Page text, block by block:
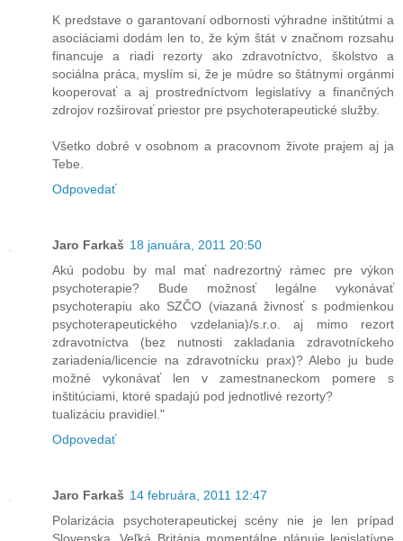
K predstave o garantovaní odbornosti výhradne inštitútmi a
asociáciami dodám len to, že kým štát v značnom rozsahu
financuje a riadi rezorty ako zdravotníctvo, školstvo a
sociálna práca, myslím si, že je múdre so štátnymi orgánmi
kooperovať a aj prostredníctvom legislatívy a finančných
zdrojov rozširovať priestor pre psychoterapeutické služby.
Všetko dobré v osobnom a pracovnom živote prajem aj ja
Tebe.
Odpovedať
Jaro Farkaš 18 januára, 2011 20:50
Akú podobu by mal mať nadrezortný rámec pre výkon
psychoterapie? Bude možnosť legálne vykonávať
psychoterapiu ako SZČO (viazaná živnosť s podmienkou
psychoterapeutického vzdelania)/s.r.o. aj mimo rezort
zdravotníctva (bez nutnosti zakladania zdravotníckeho
zariadenia/licencie na zdravotnícku prax)? Alebo ju bude
možné vykonávať len v zamestnaneckom pomere s
inštitúciami, ktoré spadajú pod jednotlivé rezorty?
tualizáciu pravidiel."
Odpovedať
Jaro Farkaš 14 februára, 2011 12:47
Polarizácia psychoterapeutickej scény nie je len prípad